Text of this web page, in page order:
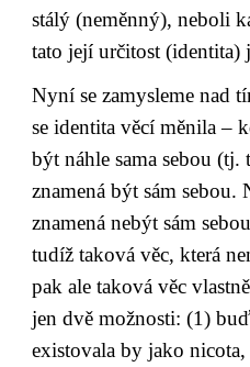
stálý (neměnný), neboli
tato její určitost (identita)
Nyní se zamysleme nad
se identita věcí měnila –
být náhle sama sebou
znamená být sám
znamená nebýt sám
tudíž taková věc, která
pak ale taková věc
jen dvě možnosti: (1)
existovala by jako